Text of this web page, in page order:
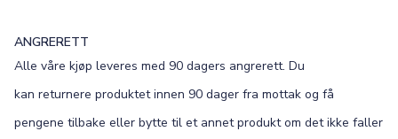
ANGRERETT
Alle våre kjøp leveres med 90 dagers angrerett. Du
kan returnere produktet innen 90 dager fra mottak og få
pengene tilbake eller bytte til et annet produkt om det ikke faller